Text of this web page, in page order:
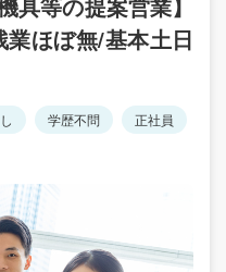
ほぼ無/基本土日
学歴不問
正社員